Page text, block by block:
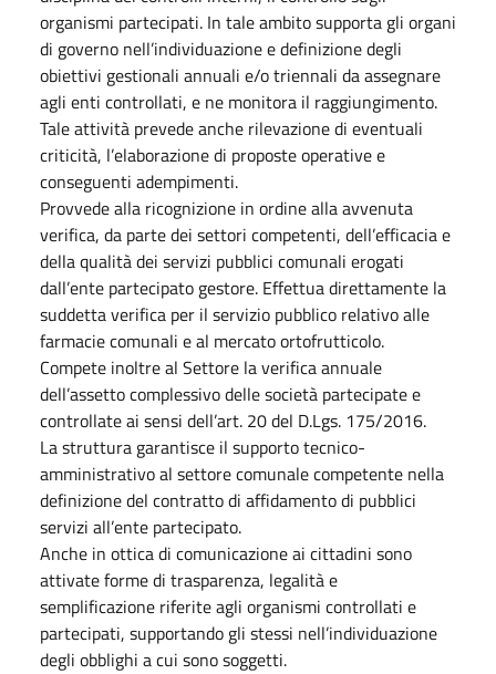
organismi partecipati. In tale ambito supporta gli organi
di governo nell’individuazione e definizione degli
obiettivi gestionali annuali e/o triennali da assegnare
agli enti controllati, e ne monitora il raggiungimento.
Tale attività prevede anche rilevazione di eventuali
criticità, l’elaborazione di proposte operative e
conseguenti adempimenti.
Provvede alla ricognizione in ordine alla avvenuta
verifica, da parte dei settori competenti, dell’efficacia e
della qualità dei servizi pubblici comunali erogati
dall’ente partecipato gestore. Effettua direttamente la
suddetta verifica per il servizio pubblico relativo alle
farmacie comunali e al mercato ortofrutticolo.
Compete inoltre al Settore la verifica annuale
dell’assetto complessivo delle società partecipate e
controllate ai sensi dell’art. 20 del D.Lgs. 175/2016.
La struttura garantisce il supporto tecnico-
amministrativo al settore comunale competente nella
definizione del contratto di affidamento di pubblici
servizi all’ente partecipato.
Anche in ottica di comunicazione ai cittadini sono
attivate forme di trasparenza, legalità e
semplificazione riferite agli organismi controllati e
partecipati, supportando gli stessi nell’individuazione
degli obblighi a cui sono soggetti.